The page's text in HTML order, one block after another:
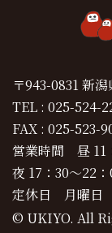
〒943-0831 新
TEL : 025-524-
FAX : 025-523-
営業時間 昼 11
夜 17：30～22
定休日 月曜日
© UKIYO. All